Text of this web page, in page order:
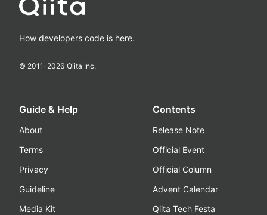
How developers code is here.
© 2011-2026 Qiita Inc.
Guide & Help
About
Terms
Privacy
Guideline
Media Kit
Contents
Release Note
Official Event
Official Column
Advent Calendar
Qiita Tech Festa